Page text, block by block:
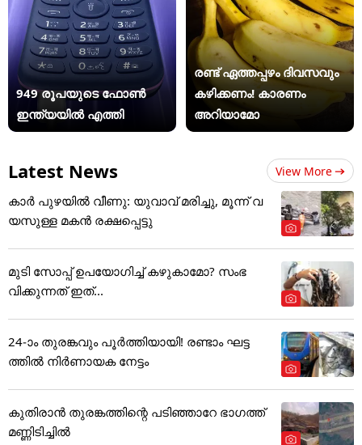
949 രൂപയുടെ ഫോൺ
ഇന്ത്യയിൽ എത്തി
രണ്ട് ഏത്തപ്പഴം ദിവസവും
കഴിക്കണം! കാരണം
അറിയാമോ
Latest News View More
കാർ പുഴയിൽ വീണു: യുവാവ് മരിച്ചു, മൂന്ന് വ
യസുള്ള മകൻ രക്ഷപ്പെട്ടു
മുടി സോപ്പ് ഉപയോഗിച്ച് കഴുകാമോ? സംഭ
വിക്കുന്നത് ഇത്...
24-ാം തുരങ്കവും പൂർത്തിയായി! രണ്ടാം ഘട്ട
ത്തിൽ നിർണായക നേട്ടം
കുതിരാൻ തുരങ്കത്തിന്റെ പടിഞ്ഞാറേ ഭാഗത്ത്
മണ്ണിടിച്ചിൽ